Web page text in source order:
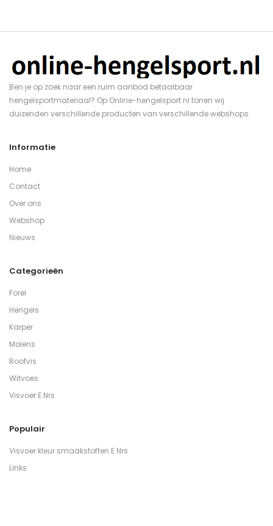
Ben je op zoek naar een ruim aanbod betaalbaar
hengelsportmateriaal? Op Online-hengelsport.nl tonen wij
duizenden verschillende producten van verschillende webshops.
Informatie
Home
Contact
Over ons
Webshop
Nieuws
Categorieën
Forel
Hengels
Karper
Molens
Roofvis
Witvoes
Visvoer E Nrs
Populair
Visvoer kleur smaakstoffen E Nrs
Links